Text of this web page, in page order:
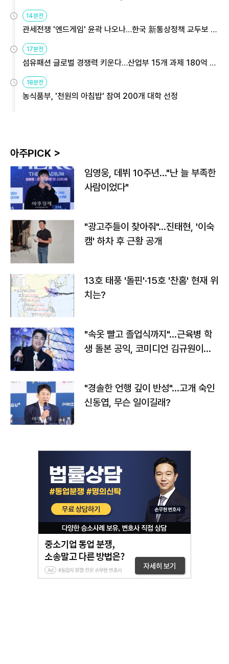
14분전
관세전쟁 '엔드게임' 윤곽 나오나…한국 新통상정책 교두보 활
용해야
17분전
섬유패션 글로벌 경쟁력 키운다…산업부 15개 과제 180억 지
원
18분전
농식품부, '천원의 아침밥' 참여 200개 대학 선정
아주PICK >
임영웅, 데뷔 10주년…"난 늘 부족한
사람이었다"
"광고주들이 찾아줘"…진태현, '이숙
캠' 하차 후 근황 공개
13호 태풍 '돌핀'·15호 '찬홈' 현재 위
치는?
"속옷 빨고 졸업식까지"…근육병 학
생 돌본 공익, 코미디언 김규원이었
"경솔한 언행 깊이 반성"…고개 숙인
신동엽, 무슨 일이길래?